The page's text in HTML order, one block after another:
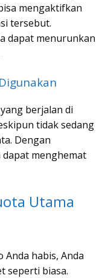
mengaktifkan
tersebut.
dapat menurunkan
berjalan di
tidak sedang
Dengan
menghemat
Utama
habis, Anda
seperti biasa.